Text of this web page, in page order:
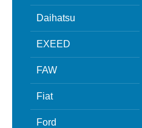
Daihatsu
EXEED
FAW
Fiat
Ford